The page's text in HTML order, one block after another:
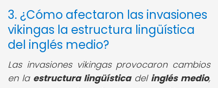
3. ¿Cómo afectaron las invasiones
vikingas la estructura lingüística
del inglés medio?
Las invasiones vikingas provocaron cambios
en la estructura lingüísticadel inglés medio,